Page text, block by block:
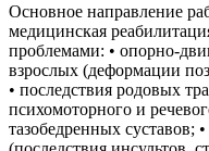
Основное направление
медицинская
проблемами: • опорно-
взрослых (деформации
• последствия родовых
психомоторного и
тазобедренных суставов;